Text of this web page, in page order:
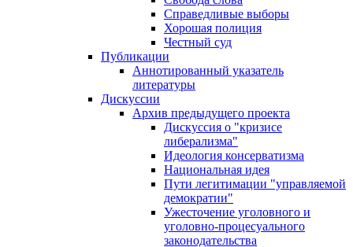
Справедливые выборы
Хорошая полиция
Честный суд
Публикации
Аннотированный указатель
литературы
Дискуссии
Архив предыдущего проекта
Дискуссия о "кризисе
либерализма"
Идеология консерватизма
Национальная идея
Пути легитимации "управляемой
демократии"
Ужесточение уголовного и
уголовно-процесуального
законодательства